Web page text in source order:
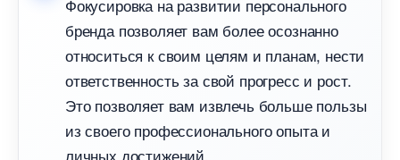
Фокусировка на развитии персонального
ренда позволяет вам более осознанно
относиться к своим целям и планам, нести
ответственность за свой прогресс и рост.
Это позволяет вам извлечь больше пользы
из своего профессионального опыта и
личных достижений.